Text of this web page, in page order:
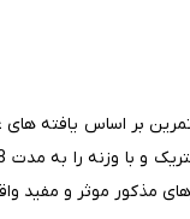
مذکور موثر و مفید